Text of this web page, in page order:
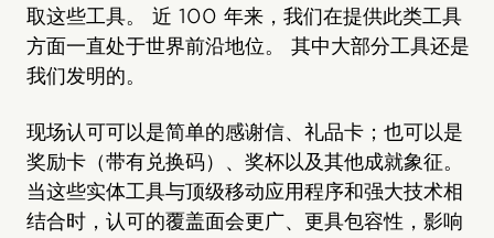
取这些工具。 近 100 年来，我们在提供此类工具
方面一直处于世界前沿地位。 其中大部分工具还是
我们发明的。
现场认可可以是简单的感谢信、礼品卡；也可以是
奖励卡（带有兑换码）、奖杯以及其他成就象征。
当这些实体工具与顶级移动应用程序和强大技术相
结合时，认可的覆盖面会更广、更具包容性，影响